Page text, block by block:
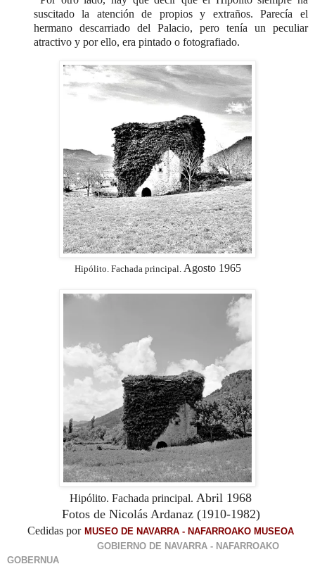
suscitado la atención de propios y extraños. Parecía el
hermano descarriado del Palacio, pero tenía un peculiar
atractivo y por ello, era pintado o fotografiado.
Hipólito. Fachada principal. Agosto 1965
Hipólito. Fachada principal. Abril 1968
Fotos de Nicolás Ardanaz (1910-1982)
Cedidas por MUSEO DE NAVARRA - NAFARROAKO MUSEOA
GOBIERNO DE NAVARRA - NAFARROAKO
GOBERNUA